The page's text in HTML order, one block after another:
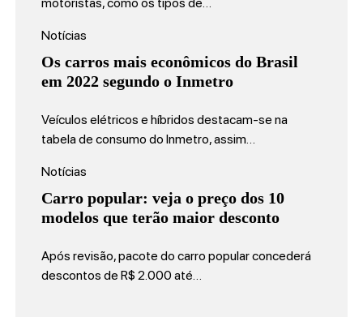
Notícias
Os carros mais econômicos do Brasil
em 2022 segundo o Inmetro
Veículos elétricos e híbridos destacam-se na
tabela de consumo do Inmetro, assim…
Notícias
Carro popular: veja o preço dos 10
modelos que terão maior desconto
Após revisão, pacote do carro popular concederá
descontos de R$ 2.000 até…